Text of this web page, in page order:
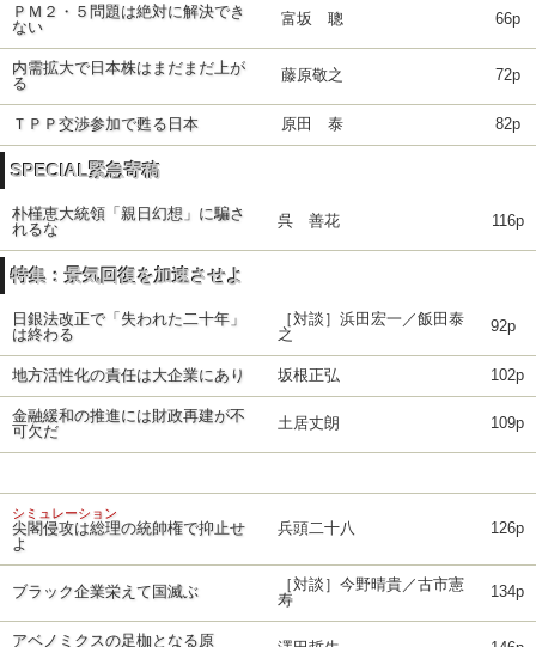
ＰＭ２・５問題は絶対に解決でき
ない
富坂 聰 66p
内需拡大で日本株はまだまだ上が
る
藤原敬之 72p
ＴＰＰ交渉参加で甦る日本 原田 泰 82p
SPECIAL緊急寄稿
朴槿恵大統領「親日幻想」に騙さ
れるな
呉 善花 116p
特集：景気回復を加速させよ
日銀法改正で「失われた二十年」
は終わる
［対談］浜田宏一／飯田泰
之
92p
地方活性化の責任は大企業にあり 坂根正弘 102p
金融緩和の推進には財政再建が不
可欠だ
土居丈朗 109p
シミュレーション
尖閣侵攻は総理の統帥権で抑止せ
よ
兵頭二十八 126p
ブラック企業栄えて国滅ぶ
［対談］今野晴貴／古市憲
寿
134p
アベノミクスの足枷となる原